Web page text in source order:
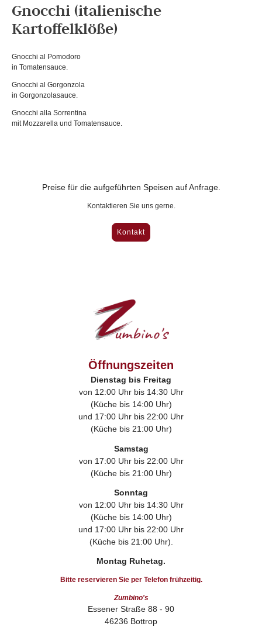
Gnocchi (italienische
Kartoffelklöße)
Gnocchi al Pomodoro
in Tomatensauce.
Gnocchi al Gorgonzola
in Gorgonzolasauce.
Gnocchi alla Sorrentina
mit Mozzarella und Tomatensauce.
Preise für die aufgeführten Speisen auf Anfrage.
Kontaktieren Sie uns gerne.
Kontakt
Öffnungszeiten
Dienstag bis Freitag
von 12:00 Uhr bis 14:30 Uhr
(Küche bis 14:00 Uhr)
und 17:00 Uhr bis 22:00 Uhr
(Küche bis 21:00 Uhr)
Samstag
von 17:00 Uhr bis 22:00 Uhr
(Küche bis 21:00 Uhr)
Sonntag
von 12:00 Uhr bis 14:30 Uhr
(Küche bis 14:00 Uhr)
und 17:00 Uhr bis 22:00 Uhr
(Küche bis 21:00 Uhr).
Montag Ruhetag.
Bitte reservieren Sie per Telefon frühzeitig.
Zumbino's
Essener Straße 88 - 90
46236 Bottrop